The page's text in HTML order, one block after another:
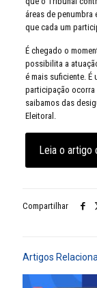
áreas de penumbra
que cada um
É chegado o
possibilita a
é mais suficiente. É
participação ocorra
saibamos das
Eleitoral.
Leia o artigo
Compartilhar
Artigos